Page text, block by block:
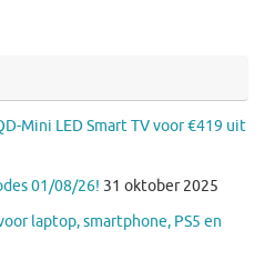
Mini LED Smart TV voor €419 uit
01/08/26! 31 oktober 2025
laptop, smartphone, PS5 en